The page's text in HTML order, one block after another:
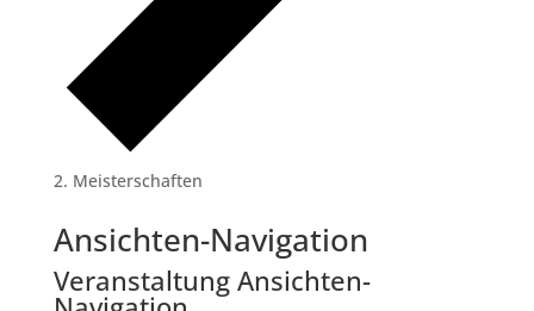
Meisterschaften
Veranstaltungen
Ansichten-Navigation
Veranstaltung Ansichten-